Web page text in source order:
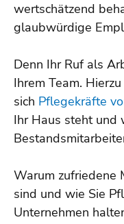
wertschätzend
glaubwürdige
Denn Ihr Ruf als
Ihrem Team.
sich Pflegekräfte
Ihr Haus steht und
Warum zufriedene
sind und wie Sie
Unternehmen